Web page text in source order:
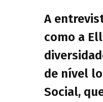
A
como a
de nível
Social,